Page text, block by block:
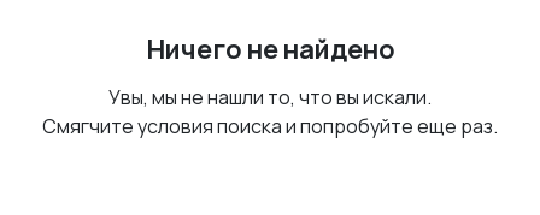
Ничего не найдено
Увы, мы не нашли то, что вы искали.
Смягчите условия поиска и попробуйте еще раз.